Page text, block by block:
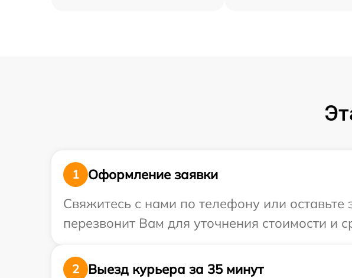
1
Оформление заявки
Свяжитесь с нами по телефону или
перезвонит Вам для уточнения стоимости и
2
Выезд курьера за 35 минут